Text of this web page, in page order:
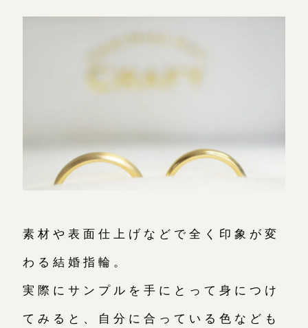
素材や表面仕上げなどで全く印象が変
わる結婚指輪。
実際にサンプルを手にとって身につけ
てみると、自分に合っている色なども